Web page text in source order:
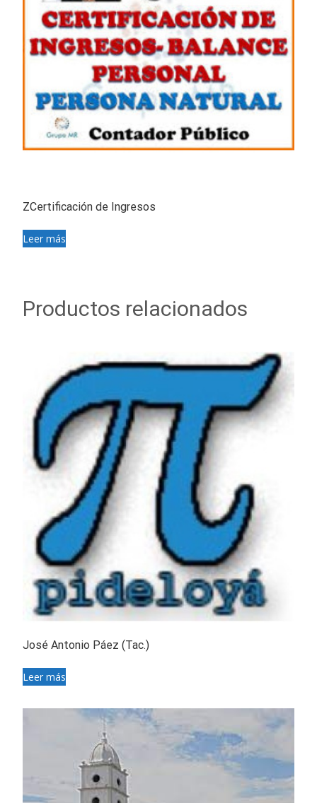
ZCertificación de Ingresos
Leer más
Productos relacionados
José Antonio Páez (Tac.)
Leer más